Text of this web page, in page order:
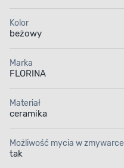
Kolor
beżowy
Marka
FLORINA
Materiał
ceramika
Możliwość mycia w zmywarce
tak